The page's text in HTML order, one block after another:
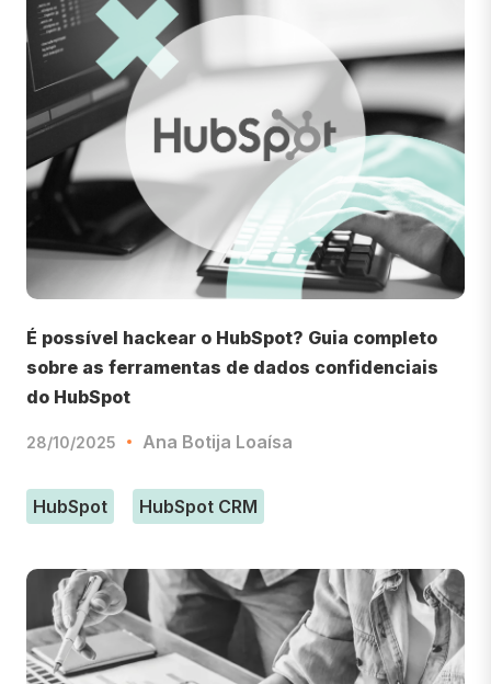
É possível hackear o HubSpot? Guia completo
sobre as ferramentas de dados confidenciais
do HubSpot
28/10/2025 Ana Botija Loaísa
HubSpot HubSpot CRM